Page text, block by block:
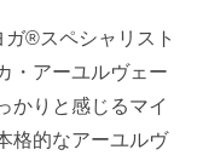
®スペシャリスト
・アーユルヴェー
かりと感じるマイ
格的なアーユルヴ